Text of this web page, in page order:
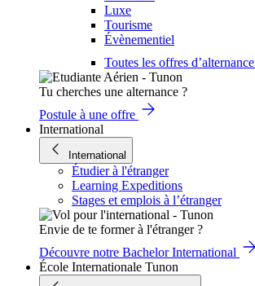
Luxe
Tourisme
Évènementiel
Toutes les offres d’alternance
Tu cherches une alternance ?
Postule à une offre
International
International
Étudier à l'étranger
Learning Expeditions
Stages et emplois à l’étranger
Envie de te former à l'étranger ?
Découvre notre Bachelor International
École Internationale Tunon